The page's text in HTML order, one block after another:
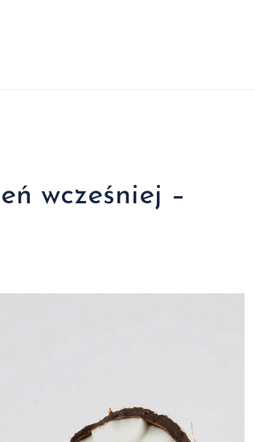
wcześniej –